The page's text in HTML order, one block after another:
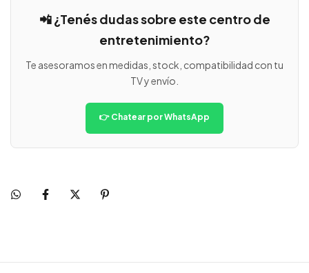
📲 ¿Tenés dudas sobre este centro de
entretenimiento?
Te asesoramos en medidas, stock, compatibilidad con tu
TV y envío.
👉 Chatear por WhatsApp